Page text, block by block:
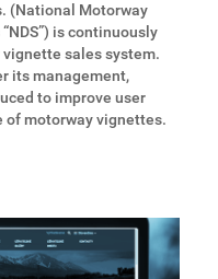
(National Motorway
is continuously
sales system.
its management,
to improve user
of motorway vignettes.